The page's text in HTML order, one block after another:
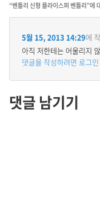
“벤틀리 신형 플라이스퍼 벤틀리”에
5월 15, 2013 14:29에
아직 저한테는 어울리지
댓글을 작성하려면 로그인
댓글 남기기